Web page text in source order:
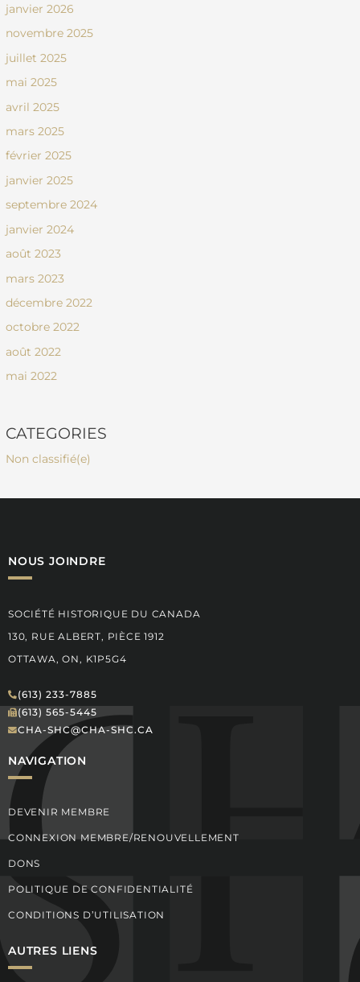
janvier 2026
novembre 2025
juillet 2025
mai 2025
avril 2025
mars 2025
février 2025
janvier 2025
septembre 2024
janvier 2024
août 2023
mars 2023
décembre 2022
octobre 2022
août 2022
mai 2022
CATEGORIES
Non classifié(e)
NOUS JOINDRE
SOCIÉTÉ HISTORIQUE DU CANADA
130, RUE ALBERT, PIÈCE 1912
OTTAWA, ON, K1P5G4
(613) 233-7885
(613) 565-5445
CHA-SHC@CHA-SHC.CA
NAVIGATION
DEVENIR MEMBRE
CONNEXION MEMBRE/RENOUVELLEMENT
DONS
POLITIQUE DE CONFIDENTIALITÉ
CONDITIONS D’UTILISATION
AUTRES LIENS